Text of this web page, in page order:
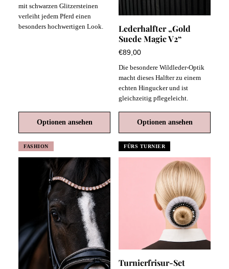
mit schwarzen Glitzersteinen
verleiht jedem Pferd einen
besonders hochwertigen Look.
Optionen ansehen
Lederhalfter „Gold
Suede Magic V2“
€89,00
Die besondere Wildleder-Optik
macht dieses Halfter zu einem
echten Hingucker und ist
gleichzeitig pflegeleicht.
Optionen ansehen
FASHION FÜRS TURNIER
Turnierfrisur-Set